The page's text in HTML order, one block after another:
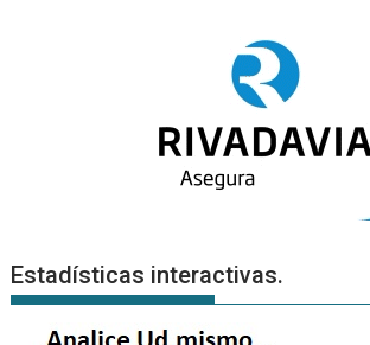
Estadísticas interactivas.